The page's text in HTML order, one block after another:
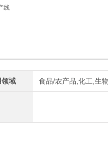
线
领域 食品/农产品,化工,生